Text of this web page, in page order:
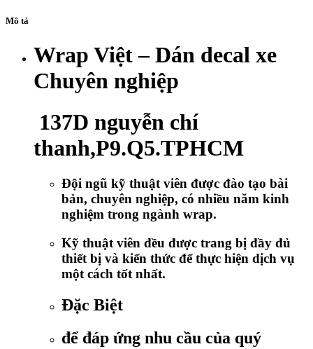
Mô tả
Wrap Việt – Dán decal xe
Chuyên nghiệp
137D nguyễn chí
thanh,P9.Q5.TPHCM
Đội ngũ kỹ thuật viên được đào tạo bài
bản, chuyên nghiệp, có nhiều năm kinh
nghiệm trong ngành wrap.
Kỹ thuật viên đều được trang bị đầy đủ
thiết bị và kiến thức để thực hiện dịch vụ
một cách tốt nhất.
Đặc Biệt
để đáp ứng nhu cầu của quý